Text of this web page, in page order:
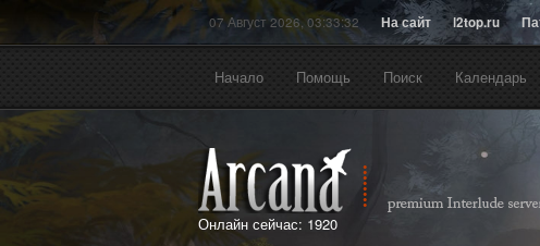
07 Август 2026, 03:33:32 На сайт l2top.ru
Начало Помощь Поиск Календарь
Онлайн сейчас: 1920